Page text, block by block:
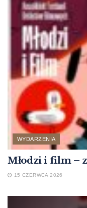
WYDARZENIA
Młodzi i film –
15 CZERWCA 2026